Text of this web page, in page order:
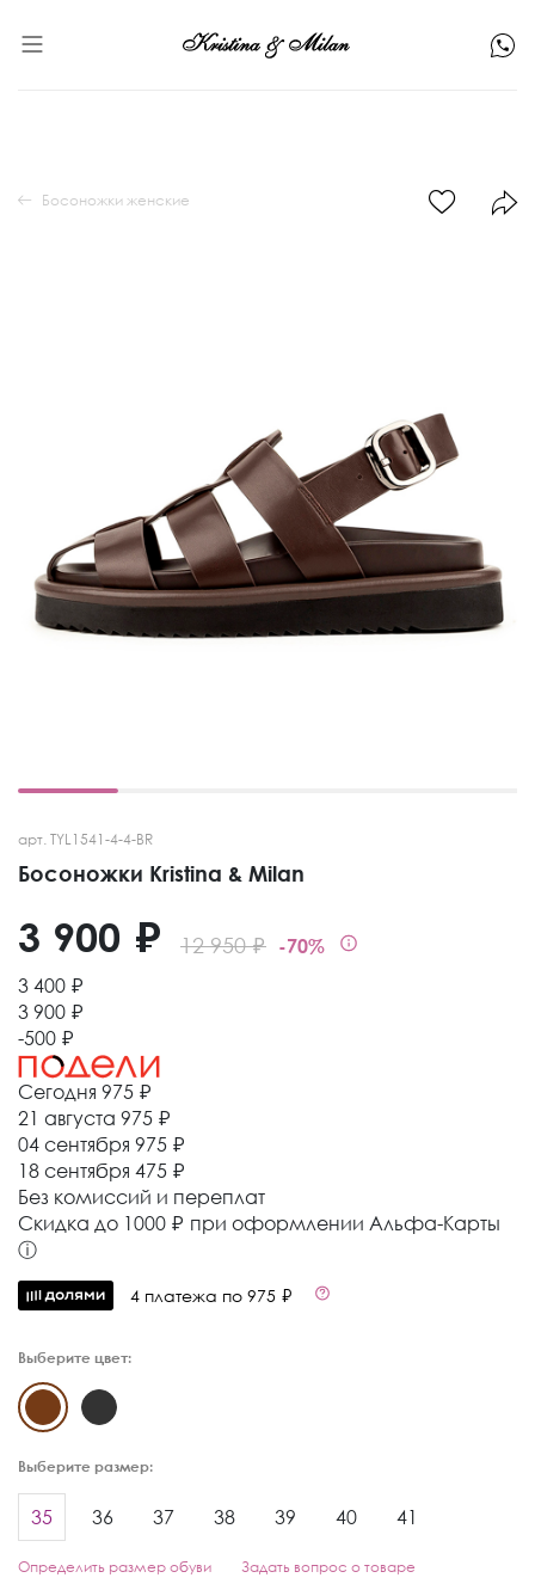
арт. TYL1541-4-4-BR
Босоножки Kristina & Milan
12 950 ₽ -70%
3 900 ₽
3 400 ₽
3 900 ₽
-500 ₽
Сегодня 975 ₽
21 августа 975 ₽
04 сентября 975 ₽
18 сентября 475 ₽
Без комиссий и переплат
Cкидка до 1000 ₽ при оформлении Альфа-Карты
ⓘ
4 платежа по 975 ₽
Выберите цвет:
Выберите размер:
35 36 37 38 39 40 41
Определить размер обуви Задать вопрос о товаре
Босоножки женские